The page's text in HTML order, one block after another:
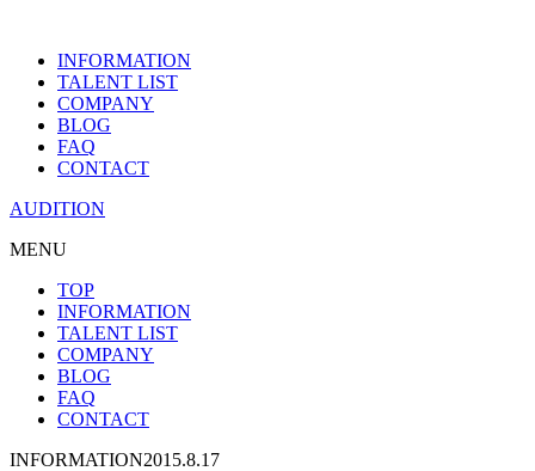
INFORMATION
TALENT LIST
COMPANY
BLOG
FAQ
CONTACT
AUDITION
MENU
TOP
INFORMATION
TALENT LIST
COMPANY
BLOG
FAQ
CONTACT
INFORMATION2015.8.17